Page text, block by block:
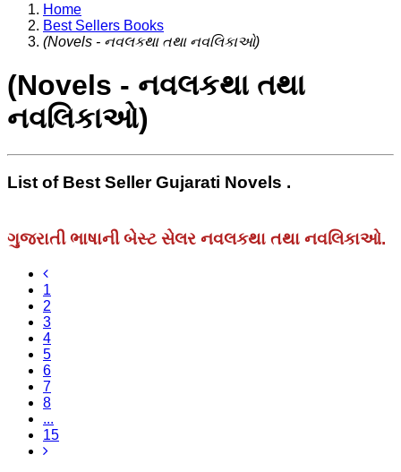
Home
Best Sellers Books
(Novels - નવલકથા તથા નવલિકાઓ)
(Novels - નવલકથા તથા
નવલિકાઓ)
List of Best Seller Gujarati Novels .
ગુજરાતી ભાષાની બેસ્ટ સેલર નવલકથા તથા નવલિકાઓ.
1
2
3
4
5
6
7
8
...
15